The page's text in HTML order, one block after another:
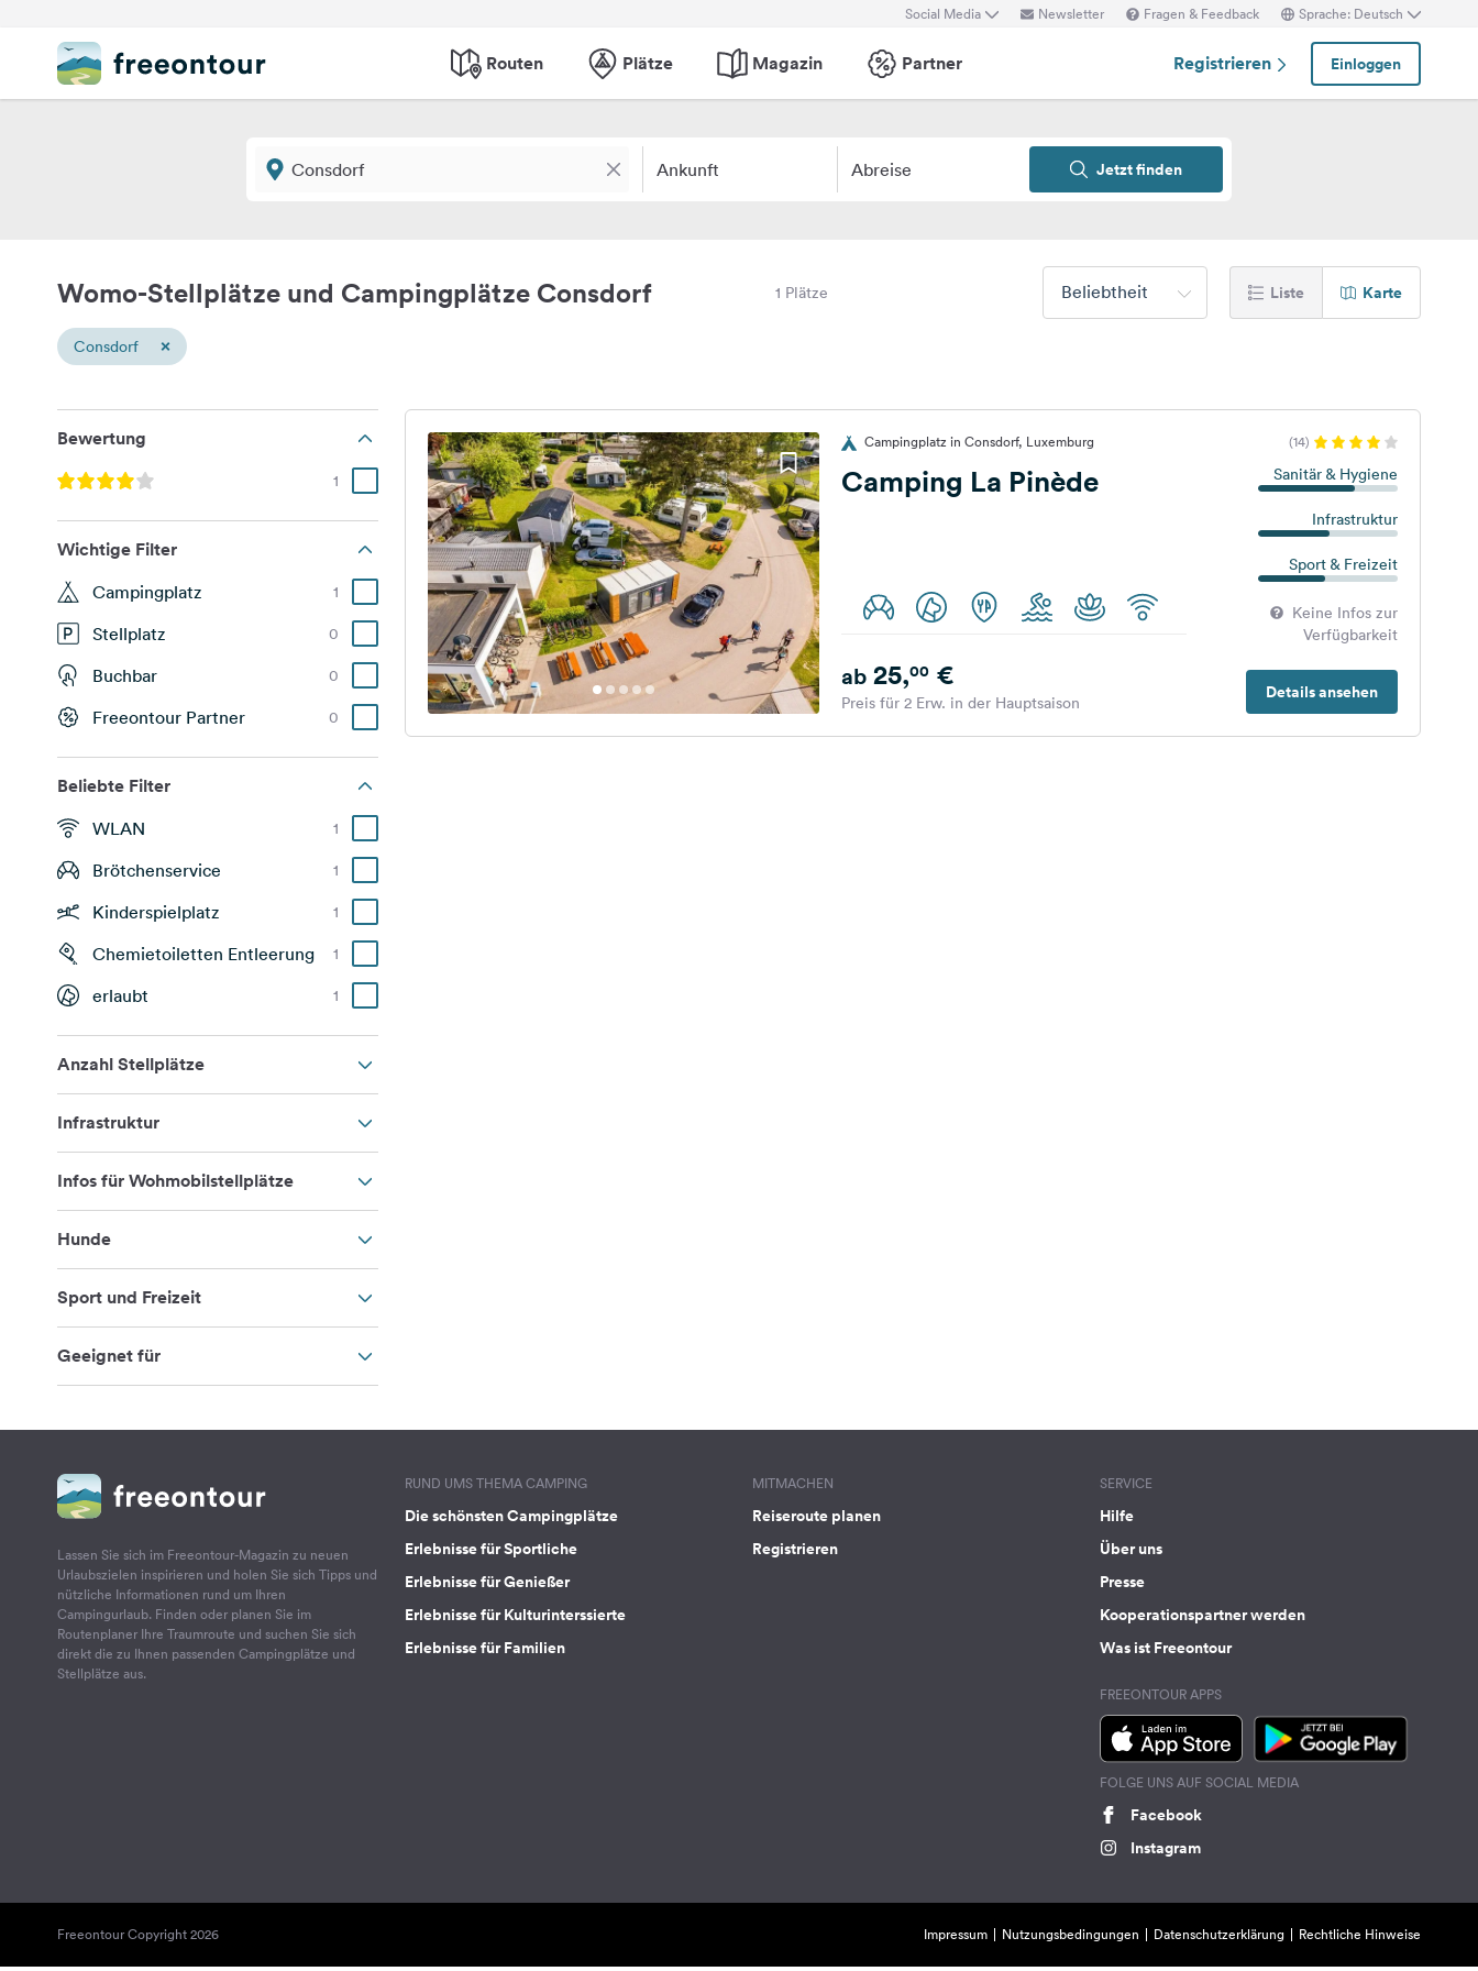
Social Media Newsletter Fragen & Feedback Sprache: Deutsch
Routen Plätze Magazin Partner Registrieren Einloggen
Ankunft Abreise Jetzt finden
Womo-Stellplätze und Campingplätze Consdorf 1 Plätze Beliebtheit Liste Karte
Consdorf ×
Bewertung
1
Wichtige Filter
Campingplatz 1
Stellplatz 0
Buchbar 0
Freeontour Partner 0
Beliebte Filter
WLAN 1
Brötchenservice 1
Kinderspielplatz 1
Chemietoiletten Entleerung 1
erlaubt 1
Anzahl Stellplätze
Infrastruktur
Infos für Wohmobilstellplätze
Hunde
Sport und Freizeit
Geeignet für
Campingplatz in Consdorf, Luxemburg (14)
Camping La Pinède Sanitär & Hygiene
Infrastruktur
Sport & Freizeit
Keine Infos zur
Verfügbarkeit
Details ansehen
ab25,00€
Preis für 2 Erw. in der Hauptsaison
Lassen Sie sich im Freeontour-Magazin zu neuen
Urlaubszielen inspirieren und holen Sie sich Tipps und
nützliche Informationen rund um Ihren
Campingurlaub. Finden oder planen Sie im
Routenplaner Ihre Traumroute und suchen Sie sich
direkt die zu Ihnen passenden Campingplätze und
Stellplätze aus.
RUND UMS THEMA CAMPING
Die schönsten Campingplätze
Erlebnisse für Sportliche
Erlebnisse für Genießer
Erlebnisse für Kulturinterssierte
Erlebnisse für Familien
MITMACHEN
Reiseroute planen
Registrieren
SERVICE
Hilfe
Über uns
Presse
Kooperationspartner werden
Was ist Freeontour
FREEONTOUR APPS
FOLGE UNS AUF SOCIAL MEDIA
Facebook
Instagram
Freeontour Copyright 2026 Impressum Nutzungsbedingungen Datenschutzerklärung Rechtliche Hinweise